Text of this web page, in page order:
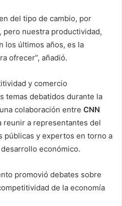
del tipo de cambio, por
nuestra productividad,
los últimos años, es la
ofrecer”, añadió.
y comercio
temas debatidos durante la
colaboración entre CNN
reunir a representantes del
públicas y expertos en torno a
económico.
promovió debates sobre
de la economía